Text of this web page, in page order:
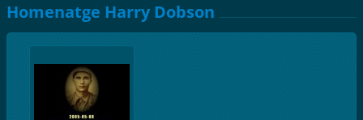
Homenatge Harry Dobson